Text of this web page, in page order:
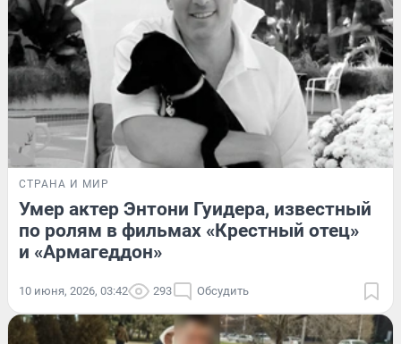
СТРАНА И МИР
Умер актер Энтони Гуидера, известный
по ролям в фильмах «Крестный отец»
и «Армагеддон»
10 июня, 2026, 03:42 293 Обсудить